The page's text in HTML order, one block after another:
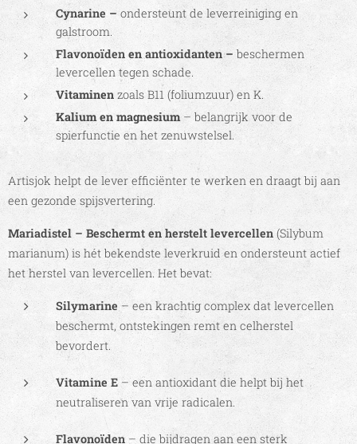
Cynarine – ondersteunt de leverreiniging en
galstroom.
Flavonoïden enantioxidanten– beschermen
levercellen tegen schade.
Vitaminen zoals B11 (foliumzuur) en K.
Kalium en magnesium – belangrijk voor de
spierfunctie en het zenuwstelsel.
Artisjok helpt de lever efficiënter te werken en draagt bij aan
een gezonde spijsvertering.
Mariadistel – Beschermt en herstelt levercellen (Silybum
marianum) is hét bekendste leverkruid en ondersteunt actief
het herstel van levercellen. Het bevat:
Silymarine – een krachtig complex dat levercellen
beschermt, ontstekingen remt en celherstel
bevordert.
Vitamine E– een antioxidant die helpt bij het
neutraliseren van vrije radicalen.
Flavonoïden – die bijdragen aan een sterk